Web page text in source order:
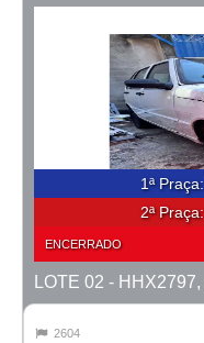
1ª Praça:
2ª Praça:
ENCERRADO
2604